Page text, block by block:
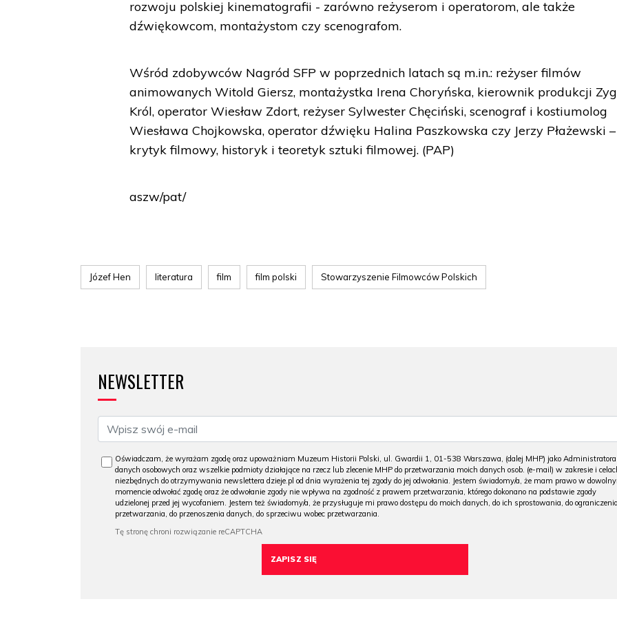
rozwoju polskiej kinematografii - zarówno reżyserom i operatorom, ale także
dźwiękowcom, montażystom czy scenografom.
Wśród zdobywców Nagród SFP w poprzednich latach są m.in.: reżyser filmów
animowanych Witold Giersz, montażystka Irena Choryńska, kierownik produkcji
Król, operator Wiesław Zdort, reżyser Sylwester Chęciński, scenograf i kostiumolog
Wiesława Chojkowska, operator dźwięku Halina Paszkowska czy Jerzy Płażewski –
krytyk filmowy, historyk i teoretyk sztuki filmowej. (PAP)
aszw/pat/
Józef Hen literatura film film polski Stowarzyszenie Filmowców Polskich
NEWSLETTER
Oświadczam, że wyrażam zgodę oraz upoważniam Muzeum Historii Polski, ul. Gwardii 1, 01-538 Warszawa, (dalej MHP) jako Administratora
danych osobowych oraz wszelkie podmioty działające na rzecz lub zlecenie MHP do przetwarzania moich danych osob. (e-mail) w zakresie i
niezbędnych do otrzymywania newslettera dzieje.pl od dnia wyrażenia tej zgody do jej odwołania. Jestem świadomy/a, że mam prawo w
momencie odwołać zgodę oraz że odwołanie zgody nie wpływa na zgodność z prawem przetwarzania, którego dokonano na podstawie zgody
udzielonej przed jej wycofaniem. Jestem też świadomy/a, że przysługuje mi prawo dostępu do moich danych, do ich sprostowania, do ograniczenia
przetwarzania, do przenoszenia danych, do sprzeciwu wobec przetwarzania.